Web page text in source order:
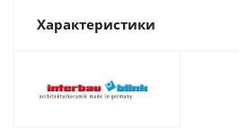
Характеристики